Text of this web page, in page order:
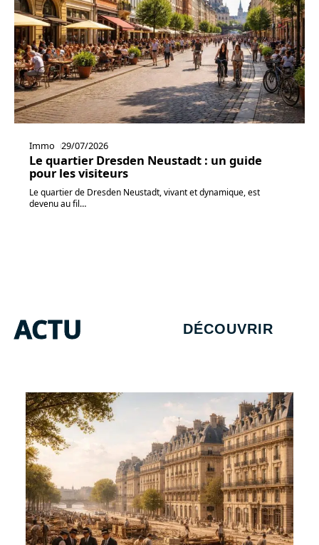
Immo 29/07/2026
Le quartier Dresden Neustadt : un guide
pour les visiteurs
Le quartier de Dresden Neustadt, vivant et dynamique, est
devenu au fil…
ACTU DÉCOUVRIR